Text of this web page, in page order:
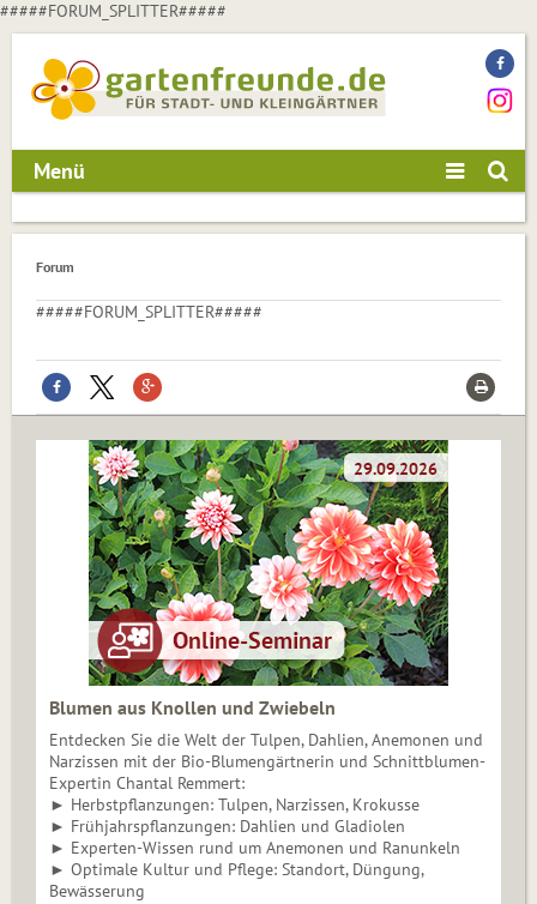
#####FORUM_SPLITTER#####
Menü
Forum
#####FORUM_SPLITTER#####
Blumen aus Knollen und Zwiebeln
Entdecken Sie die Welt der Tulpen, Dahlien, Anemonen und
Narzissen mit der Bio-Blumengärtnerin und Schnittblumen-
Expertin Chantal Remmert:
► Herbstpflanzungen: Tulpen, Narzissen, Krokusse
► Frühjahrspflanzungen: Dahlien und Gladiolen
► Experten-Wissen rund um Anemonen und Ranunkeln
► Optimale Kultur und Pflege: Standort, Düngung,
Bewässerung